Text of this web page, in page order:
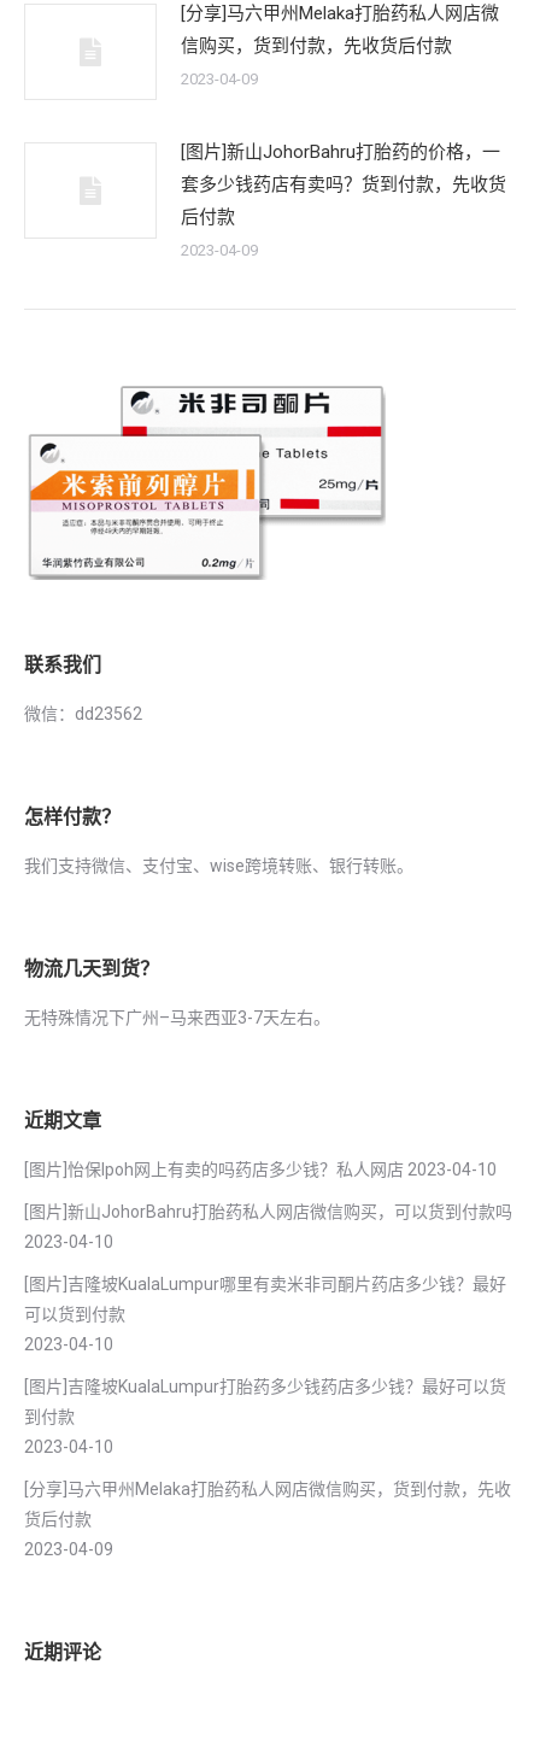
[分享]马六甲州Melaka打胎药私人网店微
信购买，货到付款，先收货后付款
2023-04-09
[图片]新山JohorBahru打胎药的价格，一
套多少钱药店有卖吗？货到付款，先收货
后付款
2023-04-09
联系我们
微信：dd23562
怎样付款？
我们支持微信、支付宝、wise跨境转账、银行转账。
物流几天到货？
无特殊情况下广州–马来西亚3-7天左右。
近期文章
[图片]怡保lpoh网上有卖的吗药店多少钱？私人网店 2023-04-10
[图片]新山JohorBahru打胎药私人网店微信购买，可以货到付款吗
2023-04-10
[图片]吉隆坡KualaLumpur哪里有卖米非司酮片药店多少钱？最好
可以货到付款
2023-04-10
[图片]吉隆坡KualaLumpur打胎药多少钱药店多少钱？最好可以货
到付款
2023-04-10
[分享]马六甲州Melaka打胎药私人网店微信购买，货到付款，先收
货后付款
2023-04-09
近期评论